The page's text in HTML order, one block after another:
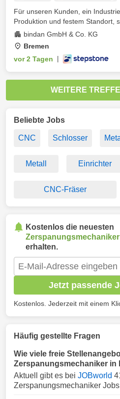
Für unseren Kunden, ein
Produktion und festem Standort,
bindan GmbH & Co. KG
Bremen
vor 2 Tagen
WEITERE
Beliebte Jobs
CNC Schlosser
Metall Einrichter
CNC-Fräser
Kostenlos die neuesten
Zerspanungsmechaniker
erhalten.
Jetzt passende
Kostenlos. Jederzeit mit einem
Häufig gestellte Fragen
Wie viele freie
Zerspanungsmechaniker in
Aktuell gibt es bei JOBworld
Zerspanungsmechaniker